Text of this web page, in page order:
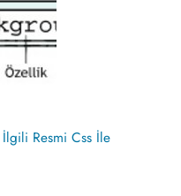
İlgili Resmi Css İle